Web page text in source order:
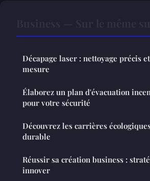
Décapage laser : nettoyage précis
mesure
Élaborez un plan d'évacuation
pour votre sécurité
Découvrez les carrières
durable
Réussir sa création business :
innover